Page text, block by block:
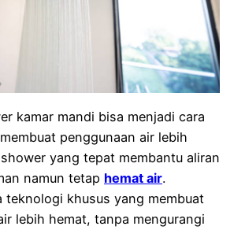
kamar mandi bisa menjadi cara
penggunaan air lebih
yang tepat membantu aliran
namun tetap hemat air.
teknologi khusus yang membuat
lebih hemat, tanpa mengurangi